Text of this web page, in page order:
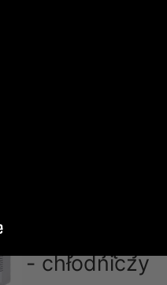
- chłodniczy